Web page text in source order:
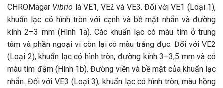
CHROMagar Vibrio là VE1, VE2 và VE3. Đối với VE1 (Loại 1),
khuẩn lạc có hình tròn với cạnh và bề mặt nhẵn và đường
kính 2–3 mm (Hình 1a). Các khuẩn lạc có màu tím ở trung
tâm và phần ngoại vi còn lại có màu trắng đục. Đối với VE2
(Loại 2), khuẩn lạc có hình tròn, đường kính 3–3,5 mm và có
màu tím đậm (Hình 1b). Đường viền và bề mặt của khuẩn lạc
nhẵn. Đối với VE3 (Loại 3), khuẩn lạc có hình tròn, màu hồng